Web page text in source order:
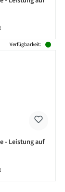
Verfügbarkeit:
- Leistung auf